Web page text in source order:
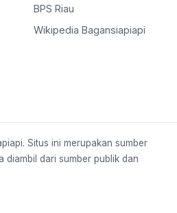
BPS Riau
Wikipedia Bagansiapiapi
Situs ini merupakan sumber
diambil dari sumber publik dan